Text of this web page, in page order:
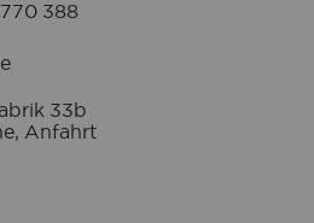
388
33b
Anfahrt